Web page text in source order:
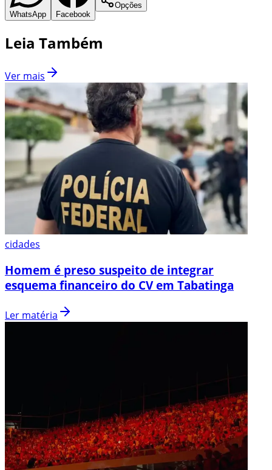
WhatsApp Facebook
Opções
Leia Também
Ver mais
cidades
Homem é preso suspeito de integrar
esquema financeiro do CV em Tabatinga
Ler matéria